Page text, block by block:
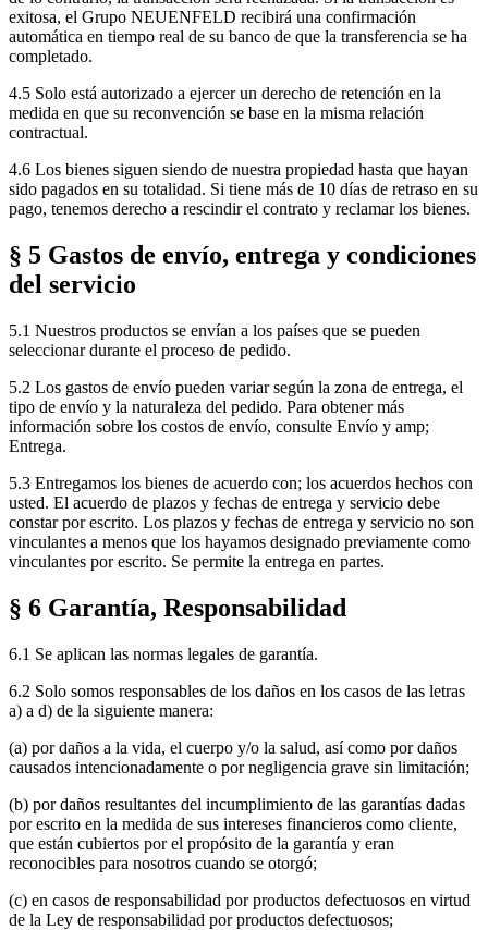
exitosa, el Grupo NEUENFELD recibirá una confirmación
automática en tiempo real de su banco de que la transferencia se ha
completado.
4.5 Solo está autorizado a ejercer un derecho de retención en la
medida en que su reconvención se base en la misma relación
contractual.
4.6 Los bienes siguen siendo de nuestra propiedad hasta que hayan
sido pagados en su totalidad. Si tiene más de 10 días de retraso en su
pago, tenemos derecho a rescindir el contrato y reclamar los bienes.
§ 5 Gastos de envío, entrega y condiciones
del servicio
5.1 Nuestros productos se envían a los países que se pueden
seleccionar durante el proceso de pedido.
5.2 Los gastos de envío pueden variar según la zona de entrega, el
tipo de envío y la naturaleza del pedido. Para obtener más
información sobre los costos de envío, consulte Envío y amp;
Entrega.
5.3 Entregamos los bienes de acuerdo con; los acuerdos hechos con
usted. El acuerdo de plazos y fechas de entrega y servicio debe
constar por escrito. Los plazos y fechas de entrega y servicio no son
vinculantes a menos que los hayamos designado previamente como
vinculantes por escrito. Se permite la entrega en partes.
§ 6 Garantía, Responsabilidad
6.1 Se aplican las normas legales de garantía.
6.2 Solo somos responsables de los daños en los casos de las letras
a) a d) de la siguiente manera:
(a) por daños a la vida, el cuerpo y/o la salud, así como por daños
causados ​​intencionadamente o por negligencia grave sin limitación;
(b) por daños resultantes del incumplimiento de las garantías dadas
por escrito en la medida de sus intereses financieros como cliente,
que están cubiertos por el propósito de la garantía y eran
reconocibles para nosotros cuando se otorgó;
(c) en casos de responsabilidad por productos defectuosos en virtud
de la Ley de responsabilidad por productos defectuosos;